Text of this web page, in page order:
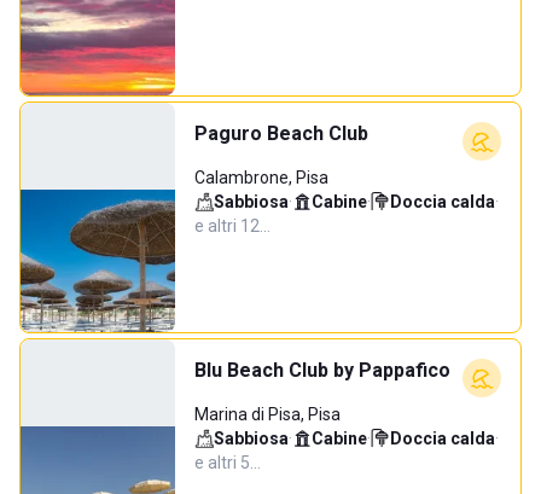
Paguro Beach Club
Calambrone, Pisa
Sabbiosa· Cabine· Doccia calda·
e altri 12…
Blu Beach Club by Pappafico
Marina di Pisa, Pisa
Sabbiosa· Cabine· Doccia calda·
e altri 5…